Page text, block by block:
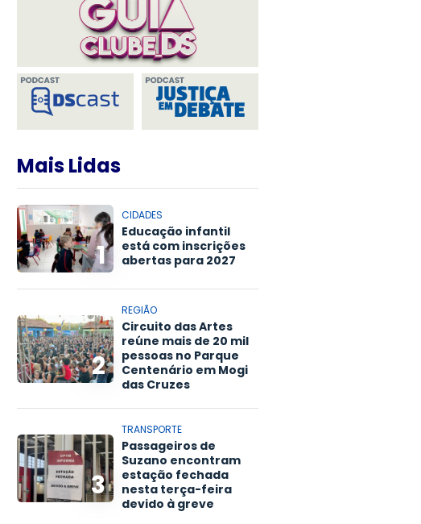
Mais Lidas
1
CIDADES
Educação infantil
está com inscrições
abertas para 2027
2
REGIÃO
Circuito das Artes
reúne mais de 20 mil
pessoas no Parque
Centenário em Mogi
das Cruzes
3
TRANSPORTE
Passageiros de
Suzano encontram
estação fechada
nesta terça-feira
devido à greve